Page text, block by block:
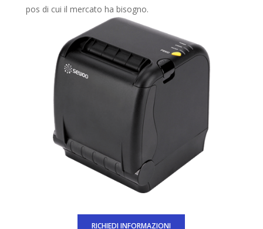
pos di cui il mercato ha bisogno.
RICHIEDI INFORMAZIONI